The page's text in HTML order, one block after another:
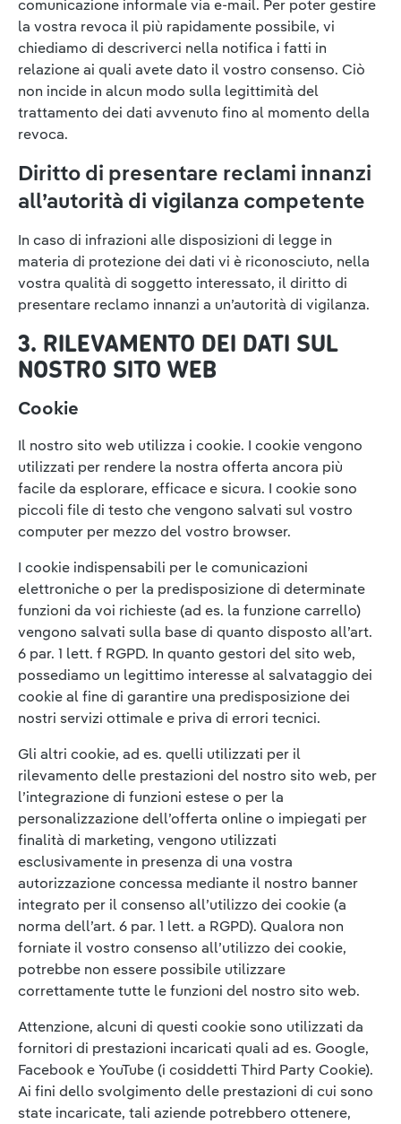
comunicazione informale via e-mail. Per poter gestire
la vostra revoca il più rapidamente possibile, vi
chiediamo di descriverci nella notifica i fatti in
relazione ai quali avete dato il vostro consenso. Ciò
non incide in alcun modo sulla legittimità del
trattamento dei dati avvenuto fino al momento della
revoca.
Diritto di presentare reclami innanzi
all’autorità di vigilanza competente
In caso di infrazioni alle disposizioni di legge in
materia di protezione dei dati vi è riconosciuto, nella
vostra qualità di soggetto interessato, il diritto di
presentare reclamo innanzi a un’autorità di vigilanza.
3. RILEVAMENTO DEI DATI SUL
NOSTRO SITO WEB
Cookie
Il nostro sito web utilizza i cookie. I cookie vengono
utilizzati per rendere la nostra offerta ancora più
facile da esplorare, efficace e sicura. I cookie sono
piccoli file di testo che vengono salvati sul vostro
computer per mezzo del vostro browser.
I cookie indispensabili per le comunicazioni
elettroniche o per la predisposizione di determinate
funzioni da voi richieste (ad es. la funzione carrello)
vengono salvati sulla base di quanto disposto all’art.
6 par. 1 lett. f RGPD. In quanto gestori del sito web,
possediamo un legittimo interesse al salvataggio dei
cookie al fine di garantire una predisposizione dei
nostri servizi ottimale e priva di errori tecnici.
Gli altri cookie, ad es. quelli utilizzati per il
rilevamento delle prestazioni del nostro sito web, per
l’integrazione di funzioni estese o per la
personalizzazione dell’offerta online o impiegati per
finalità di marketing, vengono utilizzati
esclusivamente in presenza di una vostra
autorizzazione concessa mediante il nostro banner
integrato per il consenso all’utilizzo dei cookie (a
norma dell’art. 6 par. 1 lett. a RGPD). Qualora non
forniate il vostro consenso all’utilizzo dei cookie,
potrebbe non essere possibile utilizzare
correttamente tutte le funzioni del nostro sito web.
Attenzione, alcuni di questi cookie sono utilizzati da
fornitori di prestazioni incaricati quali ad es. Google,
Facebook e YouTube (i cosiddetti Third Party Cookie).
Ai fini dello svolgimento delle prestazioni di cui sono
state incaricate, tali aziende potrebbero ottenere,